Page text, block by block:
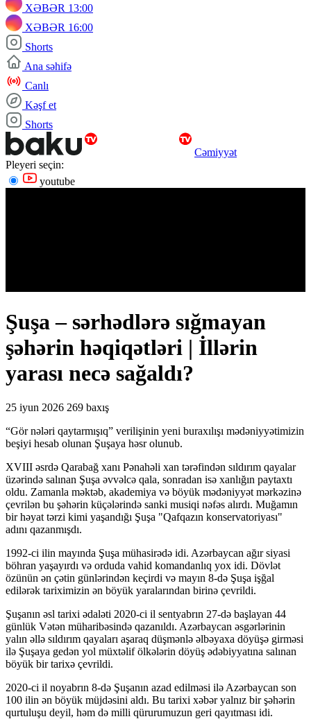
XƏBƏR 13:00
XƏBƏR 16:00
Shorts
Ana səhifə
Canlı
Kəşf et
Shorts
Cəmiyyət
Pleyeri seçin:
youtube
Şuşa – sərhədlərə sığmayan
şəhərin həqiqətləri | İllərin
yarası necə sağaldı?
25 iyun 2026 269 baxış
“Gör nələri qaytarmışıq” verilişinin yeni buraxılışı mədəniyyətimizin
beşiyi hesab olunan Şuşaya həsr olunub.
XVIII əsrdə Qarabağ xanı Pənahəli xan tərəfindən sıldırım qayalar
üzərində salınan Şuşa əvvəlcə qala, sonradan isə xanlığın paytaxtı
oldu. Zamanla məktəb, akademiya və böyük mədəniyyət mərkəzinə
çevrilən bu şəhərin küçələrində sanki musiqi nəfəs alırdı. Muğamın
bir həyat tərzi kimi yaşandığı Şuşa "Qafqazın konservatoriyası"
adını qazanmışdı.
1992-ci ilin mayında Şuşa mühasirədə idi. Azərbaycan ağır siyasi
böhran yaşayırdı və orduda vahid komandanlıq yox idi. Dövlət
özünün ən çətin günlərindən keçirdi və mayın 8-də Şuşa işğal
edilərək tariximizin ən böyük yaralarından birinə çevrildi.
Şuşanın əsl tarixi ədaləti 2020-ci il sentyabrın 27-də başlayan 44
günlük Vətən müharibəsində qazanıldı. Azərbaycan əsgərlərinin
yalın əllə sıldırım qayaları aşaraq düşmənlə əlbəyaxa döyüşə girməsi
ilə Şuşaya gedən yol müxtəlif ölkələrin döyüş ədəbiyyatına salınan
böyük bir tarixə çevrildi.
2020-ci il noyabrın 8-də Şuşanın azad edilməsi ilə Azərbaycan son
100 ilin ən böyük müjdəsini aldı. Bu tarixi xəbər yalnız bir şəhərin
qurtuluşu deyil, həm də milli qürurumuzun geri qayıtması idi.